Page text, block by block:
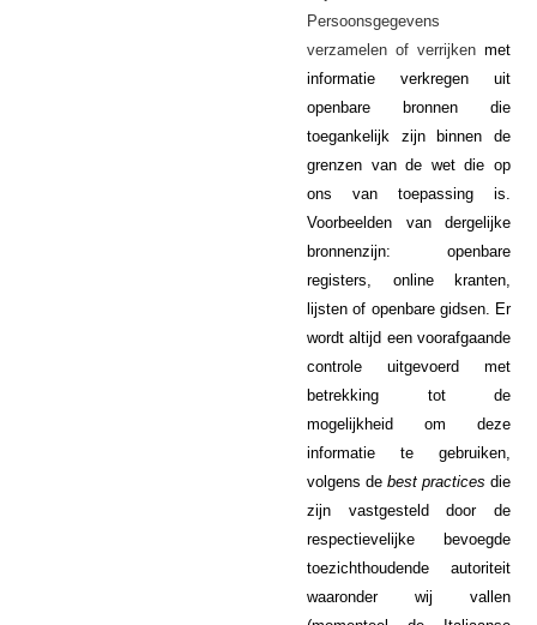
Persoonsgegevens
verzamelen of verrijken met
informatie verkregen uit
openbare bronnen die
toegankelijk zijn binnen de
grenzen van de wet die op
ons van toepassing is.
Voorbeelden van dergelijke
bronnenzijn: openbare
registers, online kranten,
lijsten of openbare gidsen. Er
wordt altijd een voorafgaande
controle uitgevoerd met
betrekking tot de
mogelijkheid om deze
informatie te gebruiken,
volgens de best practices die
zijn vastgesteld door de
respectievelijke bevoegde
toezichthoudende autoriteit
waaronder wij vallen